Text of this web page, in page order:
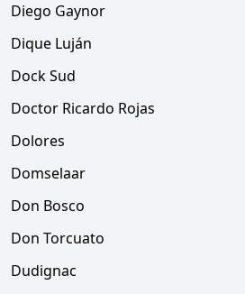
Diego Gaynor
Dique Luján
Dock Sud
Doctor Ricardo Rojas
Dolores
Domselaar
Don Bosco
Don Torcuato
Dudignac